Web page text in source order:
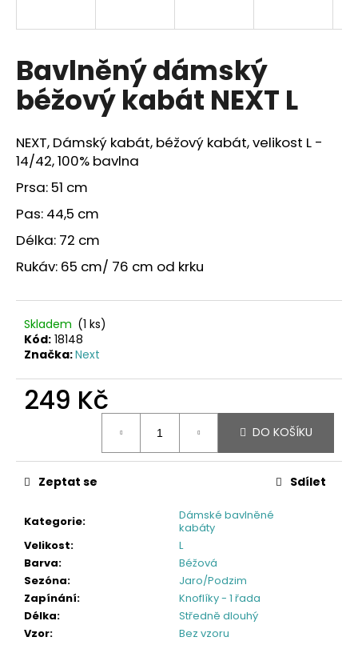
Bavlněný dámský
béžový kabát NEXT L
NEXT, Dámský kabát, béžový kabát, velikost L -
14/42, 100% bavlna
Prsa: 51 cm
Pas: 44,5 cm
Délka: 72 cm
Rukáv: 65 cm/ 76 cm od krku
Skladem (1 ks)
Kód: 18148
Značka:Next
249 Kč
DO KOŠÍKU
Kategorie:
Dámské bavlněné
kabáty
Velikost:
L
Barva:
Béžová
Sezóna:
Jaro/Podzim
Zapínání:
Knoflíky - 1 řada
Délka:
Středně dlouhý
Vzor: Bez vzoru
Zeptat se Sdílet
í
t
?